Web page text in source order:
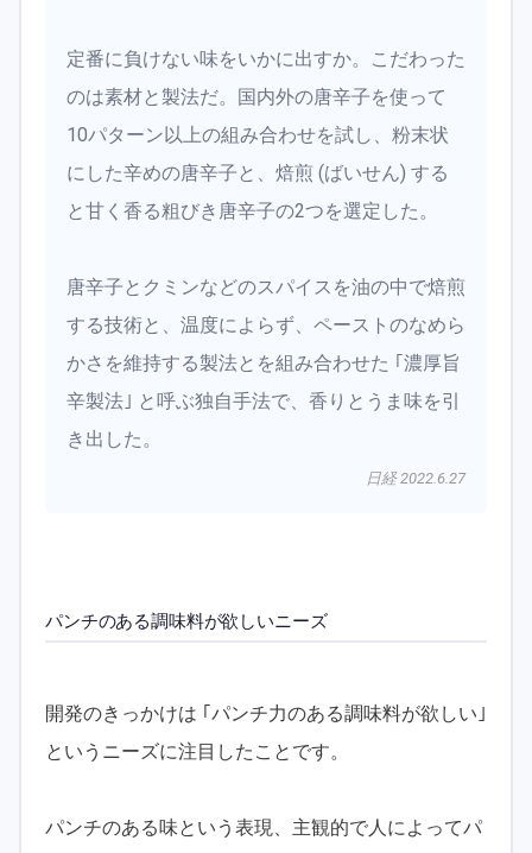
定番に負けない味をいかに出すか。こだわった
のは素材と製法だ。国内外の唐辛子を使って
10パターン以上の組み合わせを試し、粉末状
にした辛めの唐辛子と、焙煎 (ばいせん) する
と甘く香る粗びき唐辛子の2つを選定した。
唐辛子とクミンなどのスパイスを油の中で焙煎
する技術と、温度によらず、ペーストのなめら
かさを維持する製法とを組み合わせた ｢濃厚旨
辛製法｣ と呼ぶ独自手法で、香りとうま味を引
き出した。
日経 2022.6.27
パンチのある調味料が欲しいニーズ
開発のきっかけは ｢パンチ力のある調味料が欲しい｣
というニーズに注目したことです。
パンチのある味という表現、主観的で人によってパ